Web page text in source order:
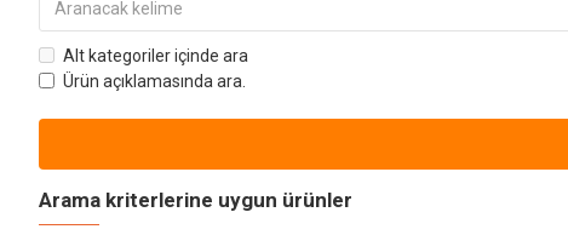
Alt kategoriler içinde ara
Ürün açıklamasında ara.
Arama kriterlerine uygun ürünler